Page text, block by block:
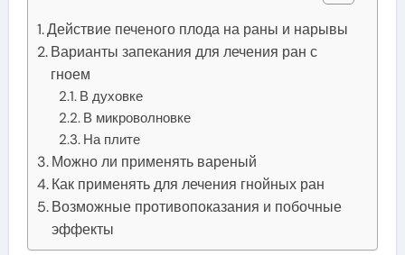
Действие печеного плода на раны и нарывы
Варианты запекания для лечения ран с
гноем
В духовке
В микроволновке
На плите
Можно ли применять вареный
Как применять для лечения гнойных ран
Возможные противопоказания и побочные
эффекты